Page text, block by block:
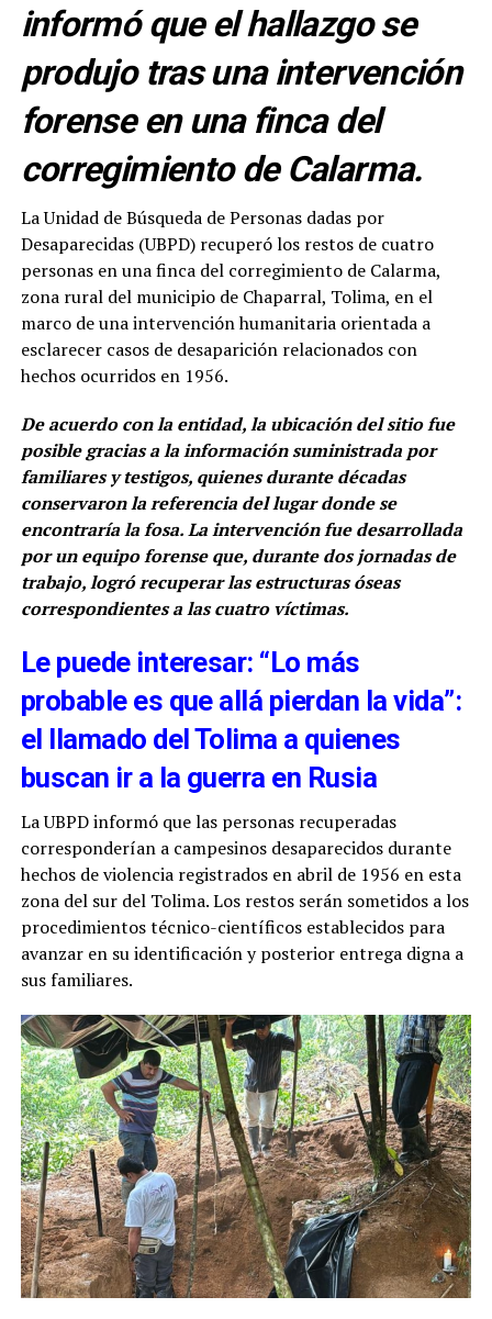
informó que el hallazgo se
produjo tras una intervención
forense en una finca del
corregimiento de Calarma.
La Unidad de Búsqueda de Personas dadas por
Desaparecidas (UBPD) recuperó los restos de cuatro
personas en una finca del corregimiento de Calarma,
zona rural del municipio de Chaparral, Tolima, en el
marco de una intervención humanitaria orientada a
esclarecer casos de desaparición relacionados con
hechos ocurridos en 1956.
De acuerdo con la entidad, la ubicación del sitio fue
posible gracias a la información suministrada por
familiares y testigos, quienes durante décadas
conservaron la referencia del lugar donde se
encontraría la fosa. La intervención fue desarrollada
por un equipo forense que, durante dos jornadas de
trabajo, logró recuperar las estructuras óseas
correspondientes a las cuatro víctimas.
Le puede interesar: “Lo más
probable es que allá pierdan la vida”:
el llamado del Tolima a quienes
buscan ir a la guerra en Rusia
La UBPD informó que las personas recuperadas
corresponderían a campesinos desaparecidos durante
hechos de violencia registrados en abril de 1956 en esta
zona del sur del Tolima. Los restos serán sometidos a los
procedimientos técnico-científicos establecidos para
avanzar en su identificación y posterior entrega digna a
sus familiares.